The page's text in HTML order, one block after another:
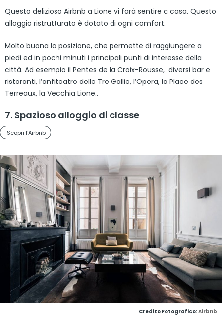
Questo delizioso Airbnb a Lione vi farà sentire a casa. Questo
alloggio ristrutturato è dotato di ogni comfort.
Molto buona la posizione, che permette di raggiungere a
piedi ed in pochi minuti i principali punti di interesse della
città. Ad esempio il Pentes de la Croix-Rousse, diversi bar e
ristoranti, l’anfiteatro delle Tre Gallie, l’Opera, la Place des
Terreaux, la Vecchia Lione..
7. Spazioso alloggio di classe
Scopri l'Airbnb
Credito Fotografico:Airbnb